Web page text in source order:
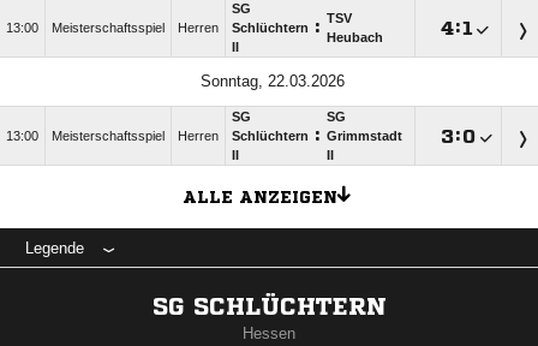
13:00 Meisterschaftsspiel Herren
SG
Schlüchtern : TSV
Heubach
:
Sonntag, 22.03.2026
13:00 Meisterschaftsspiel Herren
SG
Schlüchtern :
SG
Grimmstadt
:
ALLE ANZEIGEN
Legende
SG SCHLÜCHTERN
Hessen